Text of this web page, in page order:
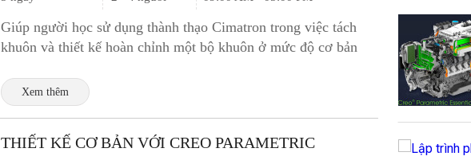
Giúp người học sử dụng thành thạo Cimatron trong việc tách
khuôn và thiết kế hoàn chỉnh một bộ khuôn ở mức độ cơ bản
Xem thêm
THIẾT KẾ CƠ BẢN VỚI CREO PARAMETRIC